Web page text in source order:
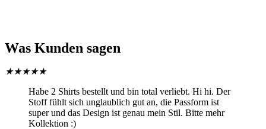
Was Kunden sagen
★★★★★
Habe 2 Shirts bestellt und bin total verliebt. Hi hi. Der
Stoff fühlt sich unglaublich gut an, die Passform ist
super und das Design ist genau mein Stil. Bitte mehr
Kollektion :)